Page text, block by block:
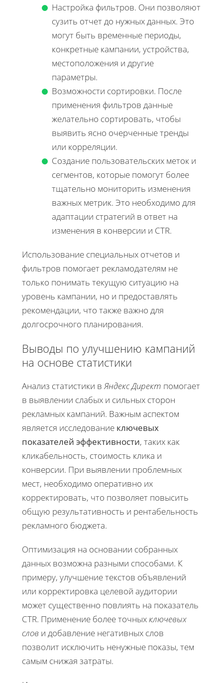
Настройка фильтров. Они позволяют
сузить отчет до нужных данных. Это
могут быть временные периоды,
конкретные кампании, устройства,
местоположения и другие
параметры.
Возможности сортировки. После
применения фильтров данные
желательно сортировать, чтобы
выявить ясно очерченные тренды
или корреляции.
Создание пользовательских меток и
сегментов, которые помогут более
тщательно мониторить изменения
важных метрик. Это необходимо для
адаптации стратегий в ответ на
изменения в конверсии и CTR.
Использование специальных отчетов и
фильтров помогает рекламодателям не
только понимать текущую ситуацию на
уровень кампании, но и предоставлять
рекомендации, что также важно для
долгосрочного планирования.
Выводы по улучшению кампаний
на основе статистики
Анализ статистики в Яндекс Директ помогает
в выявлении слабых и сильных сторон
рекламных кампаний. Важным аспектом
является исследование ключевых
показателей эффективности, таких как
кликабельность, стоимость клика и
конверсии. При выявлении проблемных
мест, необходимо оперативно их
корректировать, что позволяет повысить
общую результативность и рентабельность
рекламного бюджета.
Оптимизация на основании собранных
данных возможна разными способами. К
примеру, улучшение текстов объявлений
или корректировка целевой аудитории
может существенно повлиять на показатель
CTR. Применение более точныхключевых
слов и добавление негативных слов
позволит исключить ненужные показы, тем
самым снижая затраты.